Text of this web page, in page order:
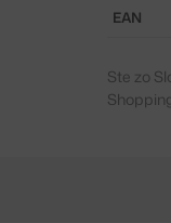
EAN
Ste zo